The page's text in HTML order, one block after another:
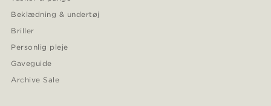
Beklædning & undertøj
Briller
Personlig pleje
Gaveguide
Archive Sale